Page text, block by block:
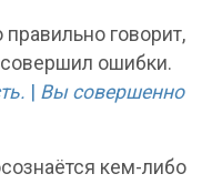
правильно говорит,
совершил ошибки.
Вы совершенно
кем-либо